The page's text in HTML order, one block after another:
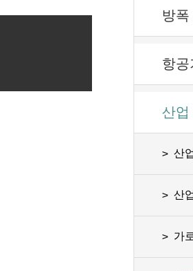
방폭
항공
산업
산
산
가